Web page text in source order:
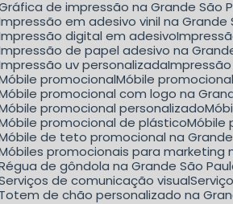
Gráfica de impressão na Grande São
Impressão em adesivo vinil na Grande
Impressão digital em adesivo
Impressão de papel adesivo na
Impressão uv personalizada
Móbile promocional Móbile
Móbile promocional com logo na
Móbile promocional personalizado
Móbile promocional de plástico
Móbile de teto promocional na
Móbiles promocionais para marketing
Régua de gôndola na Grande São
Serviços de comunicação visual
Totem de chão personalizado na